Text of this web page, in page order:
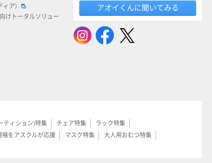
ア）
けトータルソリュー
アオイくんに聞いてみる
ティション)特集 チェア特集
ラック特集
場をアスクルが応援 マスク特集
大人用おむつ特集